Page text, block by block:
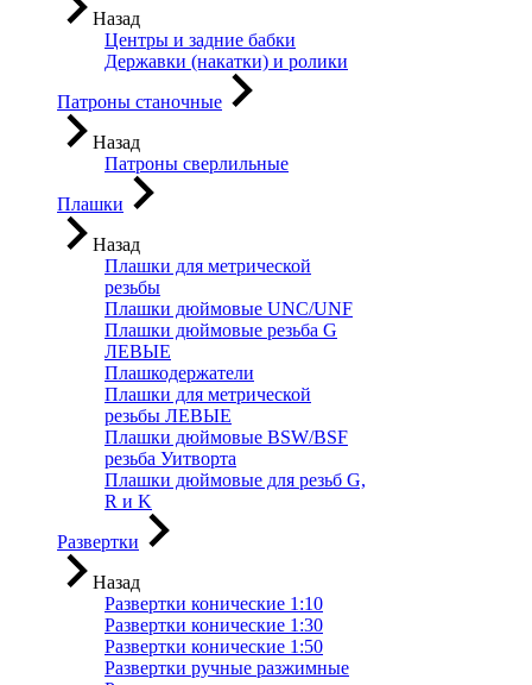
Назад
Центры и задние бабки
Державки (накатки) и ролики
Патроны станочные
Назад
Патроны сверлильные
Плашки
Назад
Плашки для метрической
резьбы
Плашки дюймовые UNC/UNF
Плашки дюймовые резьба G
ЛЕВЫЕ
Плашкодержатели
Плашки для метрической
резьбы ЛЕВЫЕ
Плашки дюймовые BSW/BSF
резьба Уитворта
Плашки дюймовые для резьб G,
R и K
Развертки
Назад
Развертки конические 1:10
Развертки конические 1:30
Развертки конические 1:50
Развертки ручные разжимные